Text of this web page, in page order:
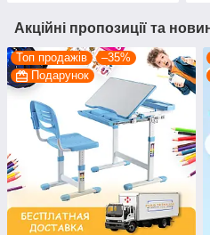
Акційні пропозиції та
Топ продажів
–35%
Подарунок